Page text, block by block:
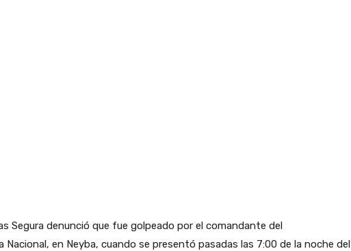
Segura denunció que fue golpeado por el comandante del
Nacional, en Neyba, cuando se presentó pasadas las 7:00 de la noche del